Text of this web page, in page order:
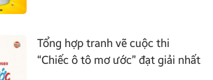
Tổng hợp tranh vẽ cuộc thi
“Chiếc ô tô mơ ước” đạt giải nhất